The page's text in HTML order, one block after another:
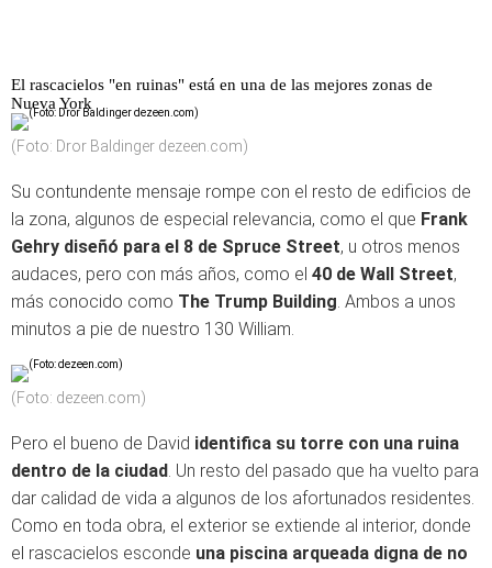
El rascacielos "en ruinas" está en una de las mejores zonas de
Nueva York
(Foto: Dror Baldinger dezeen.com)
Su contundente mensaje rompe con el resto de edificios de
la zona, algunos de especial relevancia, como el que Frank
Gehry diseñó para el 8 de Spruce Street, u otros menos
audaces, pero con más años, como el 40 de Wall Street,
más conocido como The Trump Building. Ambos a unos
minutos a pie de nuestro 130 William.
(Foto: dezeen.com)
Pero el bueno de David identifica su torre con una ruina
dentro de la ciudad. Un resto del pasado que ha vuelto para
dar calidad de vida a algunos de los afortunados residentes.
Como en toda obra, el exterior se extiende al interior, donde
el rascacielos esconde una piscina arqueada digna de no